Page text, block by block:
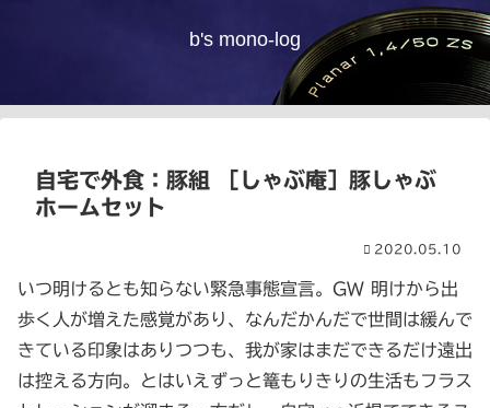
b's mono-log
自宅で外食：豚組 ［しゃぶ庵］豚しゃぶ
ホームセット
2020.05.10
いつ明けるとも知らない緊急事態宣言。GW 明けから出
歩く人が増えた感覚があり、なんだかんだで世間は緩んで
きている印象はありつつも、我が家はまだできるだけ遠出
は控える方向。とはいえずっと篭もりきりの生活もフラス